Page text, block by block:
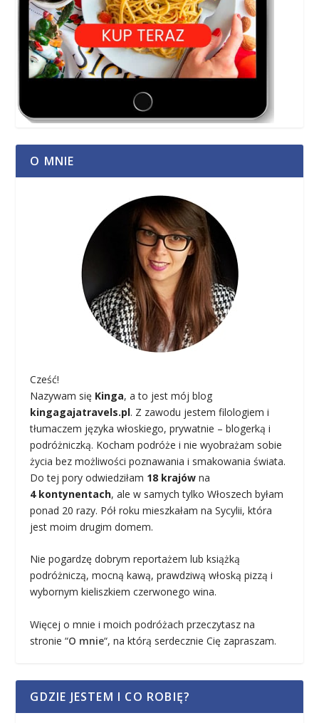
O MNIE
Cześć!
Nazywam się Kinga, a to jest mój blog
kingagajatravels.pl. Z zawodu jestem filologiem i
tłumaczem języka włoskiego, prywatnie – blogerką i
podróżniczką. Kocham podróże i nie wyobrażam sobie
życia bez możliwości poznawania i smakowania świata.
Do tej pory odwiedziłam 18 krajów na
4 kontynentach, ale w samych tylko Włoszech byłam
ponad 20 razy. Pół roku mieszkałam na Sycylii, która
jest moim drugim domem.
Nie pogardzę dobrym reportażem lub książką
podróżniczą, mocną kawą, prawdziwą włoską pizzą i
wybornym kieliszkiem czerwonego wina.
Więcej o mnie i moich podróżach przeczytasz na
stronie “O mnie“, na którą serdecznie Cię zapraszam.
GDZIE JESTEM I CO ROBIĘ?